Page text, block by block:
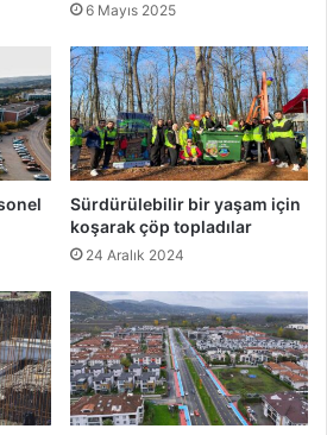
6 Mayıs 2025
Sürdürülebilir bir yaşam için
koşarak çöp topladılar
24 Aralık 2024